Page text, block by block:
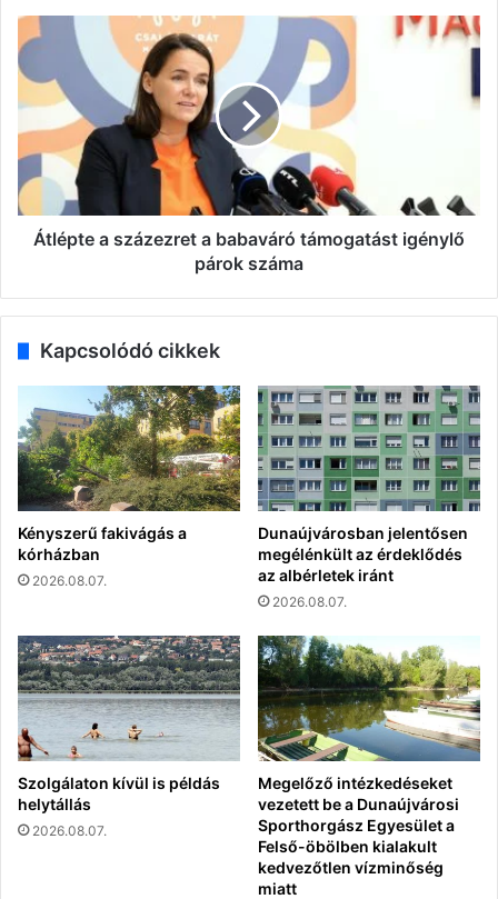
Átlépte
a
százezret
babaváró
támogatást
igénylő
párok
száma
Átlépte a százezret a babaváró támogatást igénylő
párok száma
Kapcsolódó cikkek
Kényszerű fakivágás a
kórházban
2026.08.07.
Dunaújvárosban jelentősen
megélénkült az érdeklődés
az albérletek iránt
2026.08.07.
Szolgálaton kívül is példás
helytállás
2026.08.07.
Megelőző intézkedéseket
vezetett be a Dunaújvárosi
Sporthorgász Egyesület a
Felső-öbölben kialakult
kedvezőtlen vízminőség
miatt